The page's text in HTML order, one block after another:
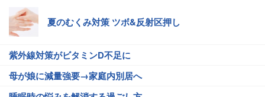
夏のむくみ対策 ツボ&反射区押し
紫外線対策がビタミンD不足に
母が娘に減量強要→家庭内別居へ